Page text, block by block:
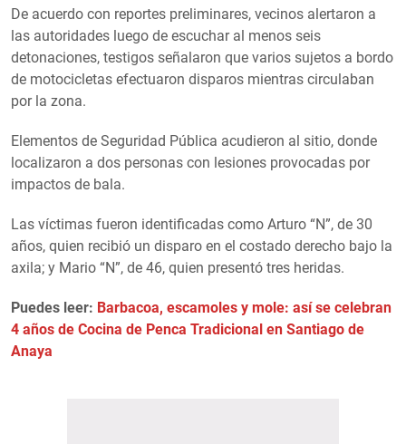
De acuerdo con reportes preliminares, vecinos alertaron a
las autoridades luego de escuchar al menos seis
detonaciones, testigos señalaron que varios sujetos a bordo
de motocicletas efectuaron disparos mientras circulaban
por la zona.
Elementos de Seguridad Pública acudieron al sitio, donde
localizaron a dos personas con lesiones provocadas por
impactos de bala.
Las víctimas fueron identificadas como Arturo “N”, de 30
años, quien recibió un disparo en el costado derecho bajo la
axila; y Mario “N”, de 46, quien presentó tres heridas.
Puedes leer: Barbacoa, escamoles y mole: así se celebran
4 años de Cocina de Penca Tradicional en Santiago de
Anaya